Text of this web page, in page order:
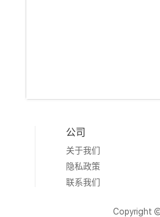
公司
关于我们
隐私政策
联系我们
Copyright